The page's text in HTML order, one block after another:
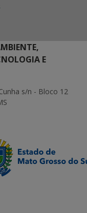
E
s/n - Bloco 12